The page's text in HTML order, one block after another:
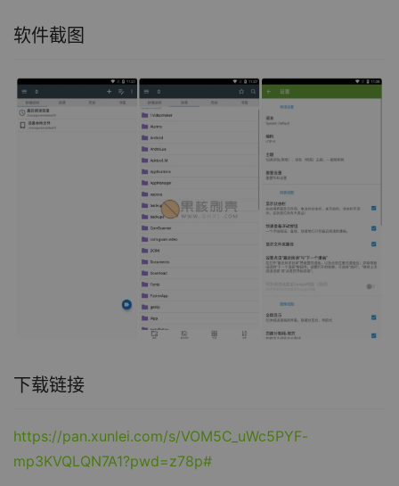
软件截图
下载链接
https://pan.xunlei.com/s/VOM5C_uWc5PYF-
mp3KVQLQN7A1?pwd=z78p#